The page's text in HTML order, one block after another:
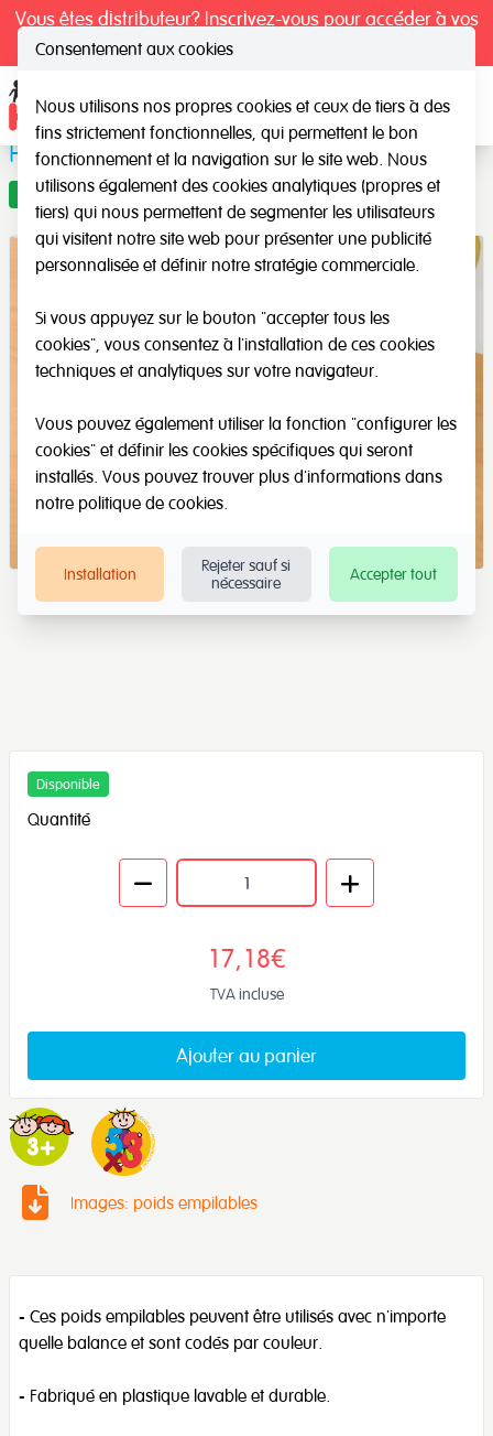
Vous êtes distributeur? Inscrivez-vous pour accéder à vos
tarifs exclusifs.
Poids empilables
Offre
Disponible
Quantité
17,18€
TVA incluse
Ajouter au panier
Images: poids empilables
- Ces poids empilables peuvent être utilisés avec n'importe
quelle balance et sont codés par couleur.
- Fabriqué en plastique lavable et durable.
Consentement aux cookies
Nous utilisons nos propres cookies et ceux de tiers à des
fins strictement fonctionnelles, qui permettent le bon
fonctionnement et la navigation sur le site web. Nous
utilisons également des cookies analytiques (propres et
tiers) qui nous permettent de segmenter les utilisateurs
qui visitent notre site web pour présenter une publicité
personnalisée et définir notre stratégie commerciale.
Si vous appuyez sur le bouton "accepter tous les
cookies", vous consentez à l'installation de ces cookies
techniques et analytiques sur votre navigateur.
Vous pouvez également utiliser la fonction "configurer les
cookies" et définir les cookies spécifiques qui seront
installés. Vous pouvez trouver plus d'informations dans
notre politique de cookies.
Installation
Rejeter sauf si
nécessaire
Accepter tout